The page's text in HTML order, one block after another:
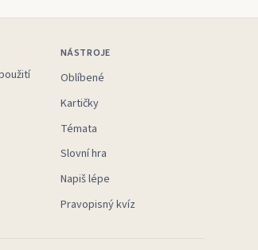
NÁSTROJE
Oblíbené
Kartičky
Témata
Slovní hra
Napiš lépe
Pravopisný kvíz